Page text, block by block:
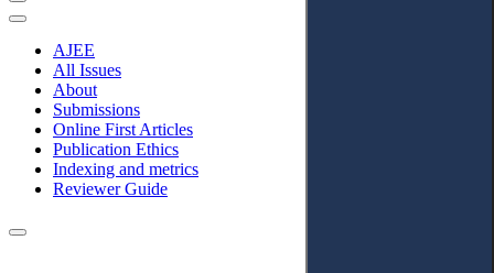
AJEE
All Issues
About
Submissions
Online First Articles
Publication Ethics
Indexing and metrics
Reviewer Guide